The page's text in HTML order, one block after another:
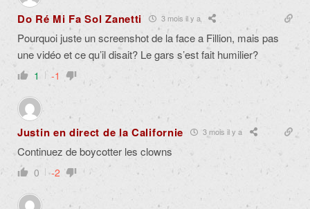
Do Ré Mi Fa Sol Zanetti 3 mois il y a
Pourquoi juste un screenshot de la face a Fillion, mais pas
une vidéo et ce qu’il disait? Le gars s’est fait humilier?
1 -1
Justin en direct de la Californie 3 mois il y a
Continuez de boycotter les clowns
0 -2